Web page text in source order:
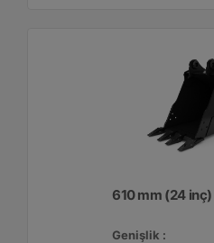
610 mm (24 inç)
Genişlik :